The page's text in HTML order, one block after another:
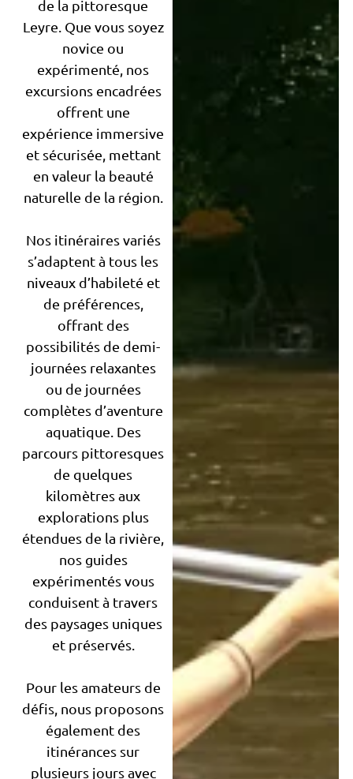
de la pittoresque
Leyre. Que vous soyez
novice ou
expérimenté, nos
excursions encadrées
offrent une
expérience immersive
et sécurisée, mettant
en valeur la beauté
naturelle de la région.
Nos itinéraires variés
s’adaptent à tous les
niveaux d’habileté et
de préférences,
offrant des
possibilités de demi-
journées relaxantes
ou de journées
complètes d’aventure
aquatique. Des
parcours pittoresques
de quelques
kilomètres aux
explorations plus
étendues de la rivière,
nos guides
expérimentés vous
conduisent à travers
des paysages uniques
et préservés.
Pour les amateurs de
défis, nous proposons
également des
itinérances sur
plusieurs jours avec